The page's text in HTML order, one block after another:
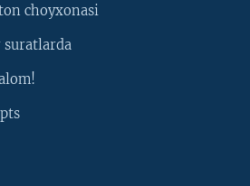
choyxonasi
suratlarda